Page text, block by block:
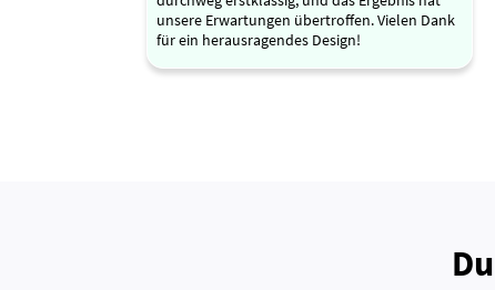
unsere Erwartungen übertroffen. Vielen Dank
für ein herausragendes Design!